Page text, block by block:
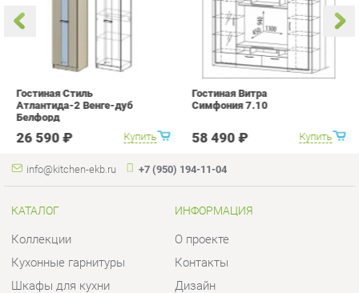
Купить
26 590 ₽ Купить
58 490 ₽
+7 (950) 194-11-04
КАТАЛОГ
Коллекции
Кухонные гарнитуры
Шкафы для кухни
Столы для кухни
Стулья для кухни
Мягкая мебель для кухни
Кухонная техника
Комплектующие для кухни
ИНФОРМАЦИЯ
Контакты
Дизайн
Доставка и Оплата
Скидки и Акции
Политика
Гарантия
Помощь